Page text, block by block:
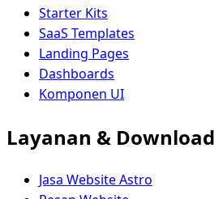
Starter Kits
SaaS Templates
Landing Pages
Dashboards
Komponen UI
Layanan & Download
Jasa Website Astro